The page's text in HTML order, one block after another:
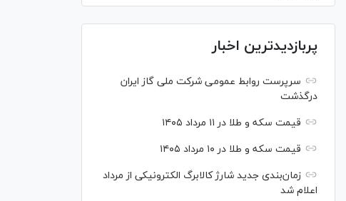
پربازدیدترین اخبار
سرپرست روابط عمومی شرکت ملی گاز ایران
درگذشت
قیمت سکه و طلا در ۱۱ مرداد ۱۴۰۵
قیمت سکه و طلا در ۱۰ مرداد ۱۴۰۵
زمان‌بندی جدید شارژ کالابرگ الکترونیکی از مرداد
اعلام شد